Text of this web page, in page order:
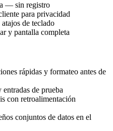
— sin registro
para privacidad
de teclado
y pantalla completa
rápidas y formateo antes de
de prueba
con retroalimentación
conjuntos de datos en el